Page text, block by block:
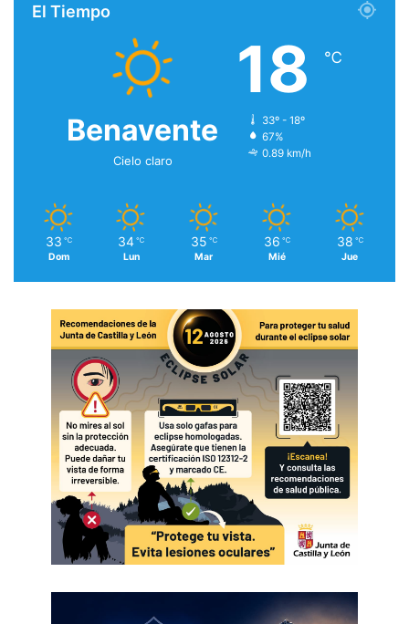
El Tiempo
Benavente
Cielo claro
18 ℃
33º - 18º
67%
0.89 km/h
33 ℃
Dom
34 ℃
Lun
35 ℃
Mar
36 ℃
Mié
38 ℃
Jue